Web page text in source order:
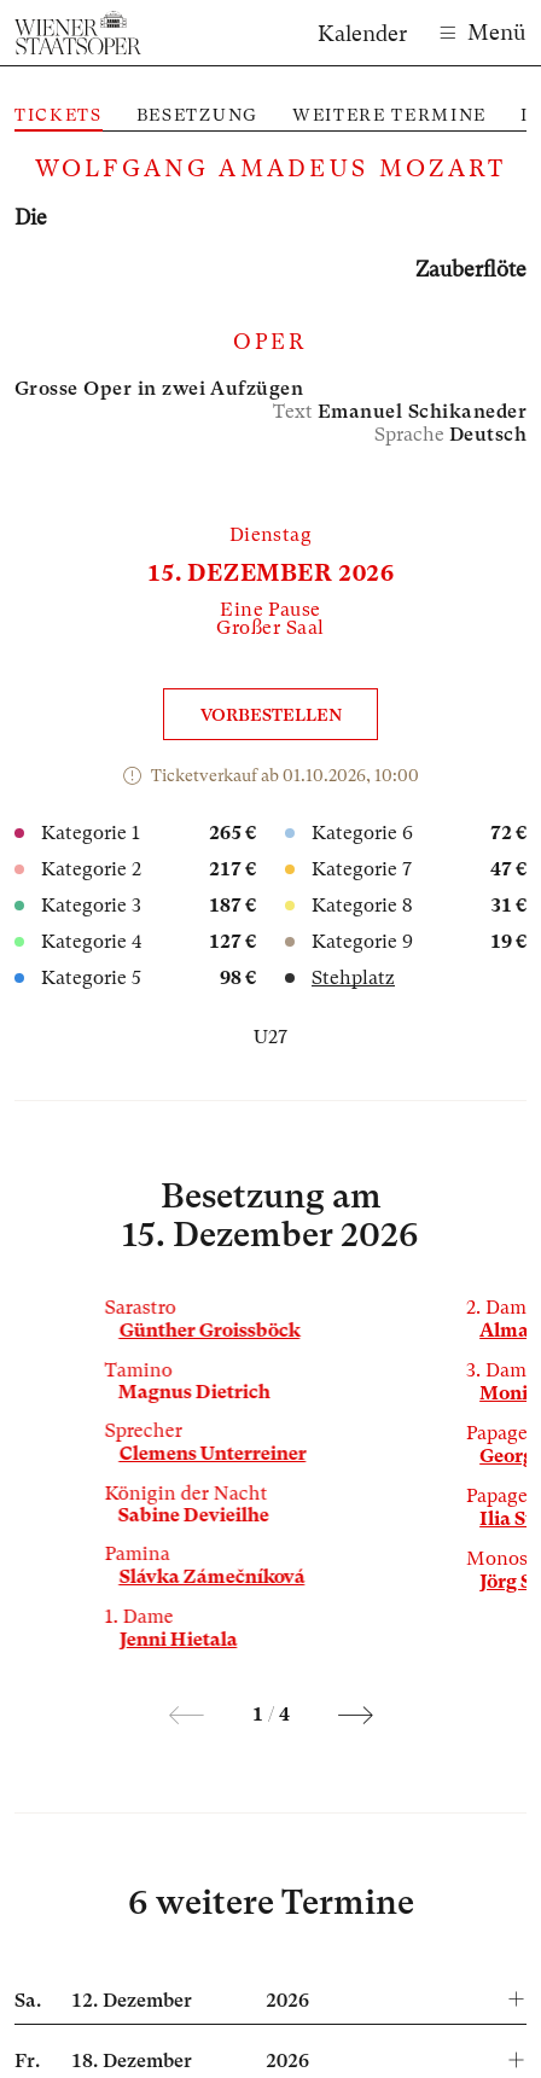
Kalender Menü
TICKETS BESETZUNG WEITERE TERMINE
WOLFGANG AMADEUS MOZART
Die
Zauber­flöte
OPER
Grosse Oper in zwei Aufzügen
TextEmanuel Schikaneder
Sprache Deutsch
Dienstag
15. DEZEMBER 2026
Eine Pause
Großer Saal
VORBESTELLEN
Ticketverkauf ab 01.10.2026, 10:00
Kategorie 1
265 €
Kategorie 2
217 €
Kategorie 3
187 €
Kategorie 4
127 €
Kategorie 5
98 €
Kategorie 6
72 €
Kategorie 7
47 €
Kategorie 8
31 €
Kategorie 9
19 €
Stehplatz
U27
Besetzung am
15. Dezember 2026
Sarastro
Günther Groissböck
Tamino
Magnus Dietrich
Sprecher
Clemens Unterreiner
Königin der Nacht
Sabine Devieilhe
Pamina
Slávka Zámečníková
1. Dame
Jenni Hietala
2. Dame
Alma
3. Dame
Georg
Ilia
Jörg
1 / 4
6 weitere Termine
Sa. 12.Dezember 2026
Fr. 18.Dezember 2026